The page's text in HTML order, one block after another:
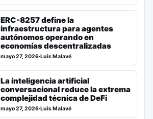
ERC-8257 define la
infraestructura para agentes
autónomos operando en
economías descentralizadas
mayo 27, 2026·Luis Malavé
La inteligencia artificial
conversacional reduce la extrema
complejidad técnica de DeFi
mayo 27, 2026·Luis Malavé